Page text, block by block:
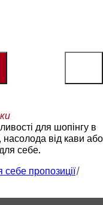
для шопінгу в
від кави або
себе.
себе пропозиції